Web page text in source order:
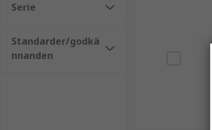
Serie
Standarder/godkä
nnanden